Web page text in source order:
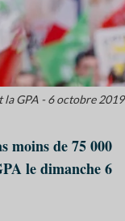
la GPA - 6 octobre 2019
moins de 75 000
le dimanche 6